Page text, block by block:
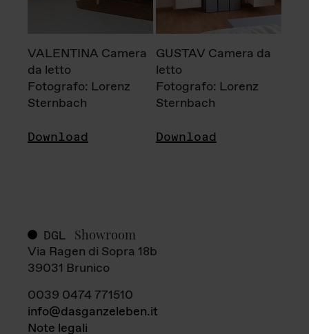
VALENTINA Camera
da letto
Fotografo: Lorenz
Sternbach
Download
GUSTAV Camera da
letto
Fotografo: Lorenz
Sternbach
Download
DGL Showroom
Via Ragen di Sopra 18b
39031 Brunico
0039 0474 771510
info@dasganzeleben.it
Note legali